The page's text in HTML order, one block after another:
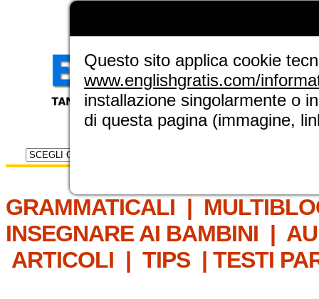
Selettore risorse
GRAMMATICALI |
INSEGNARE AI BAMBINI |
ARTICOLI | TIPS | TESTI
Questo sito applica cookie
www.englishgratis.com/
installazione singolarmente o
di questa pagina (immagine,